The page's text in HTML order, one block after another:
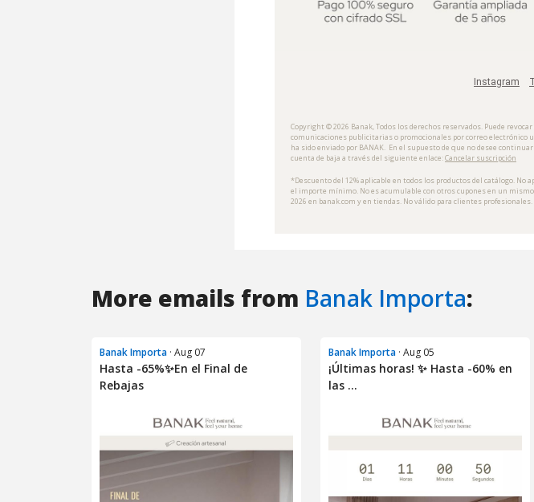
More emails from Banak Importa:
Banak Importa · Aug 07
Hasta -65%✨En el Final de
Rebajas
Banak Importa · Aug 05
¡Últimas horas! ✨ Hasta -60% en
las ...